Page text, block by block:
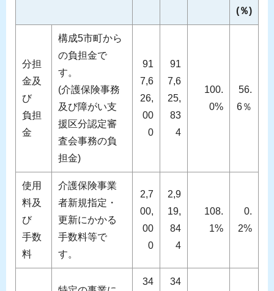
(％)
分担
金及
び
負担
金
構成5市町から
の負担金で
す。
(介護保険事務
及び障がい支
援区分認定審
査会事務の負
担金)
91
7,6
26,
00
0
91
7,6
25,
83
4
100.
0%
56.
6％
使用
料及
び
手数
料
介護保険事業
者新規指定・
更新にかかる
手数料等で
す。
2,7
00,
00
0
2,9
19,
84
4
108.
1%
0.
2%
34 34